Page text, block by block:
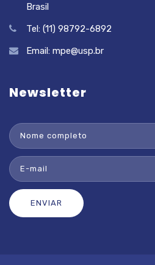
Brasil
Tel: (11) 98792-6892
Email: mpe@usp.br
Newsletter